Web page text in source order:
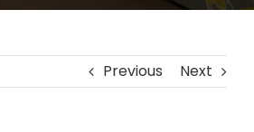
Previous Next